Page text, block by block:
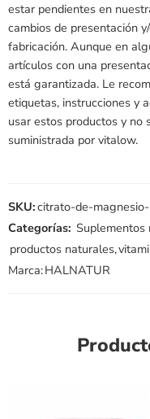
estar pendientes en
cambios de presentación
fabricación. Aunque en
artículos con una
está garantizada. Le
etiquetas, instrucciones y
usar estos productos y no
suministrada por vitalow.
SKU:citrato-de-
Categorías: Suplementos
productos naturales,
Marca:HALNATUR